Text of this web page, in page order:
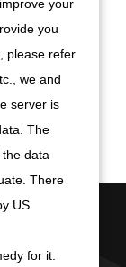
your
you
please refer
we and
server is
The
data
There
US
for it.